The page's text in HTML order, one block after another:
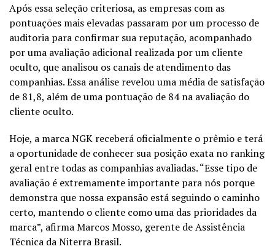
Após essa seleção criteriosa, as empresas com as
pontuações mais elevadas passaram por um processo de
auditoria para confirmar sua reputação, acompanhado
por uma avaliação adicional realizada por um cliente
oculto, que analisou os canais de atendimento das
companhias. Essa análise revelou uma média de satisfação
de 81,8, além de uma pontuação de 84 na avaliação do
cliente oculto.
Hoje, a marca NGK receberá oficialmente o prêmio e terá
a oportunidade de conhecer sua posição exata no ranking
geral entre todas as companhias avaliadas. “Esse tipo de
avaliação é extremamente importante para nós porque
demonstra que nossa expansão está seguindo o caminho
certo, mantendo o cliente como uma das prioridades da
marca”, afirma Marcos Mosso, gerente de Assistência
Técnica da Niterra Brasil.